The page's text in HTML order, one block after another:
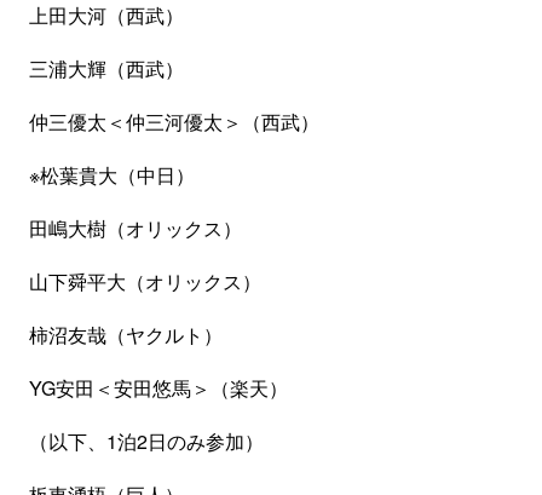
上田大河（西武）
三浦大輝（西武）
仲三優太＜仲三河優太＞（西武）
※松葉貴大（中日）
田嶋大樹（オリックス）
山下舜平大（オリックス）
柿沼友哉（ヤクルト）
YG安田＜安田悠馬＞（楽天）
（以下、1泊2日のみ参加）